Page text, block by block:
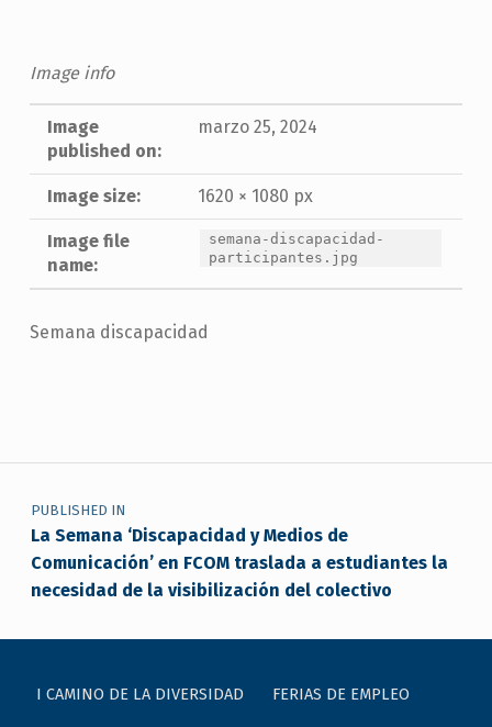
Image info
Image
published on:
marzo 25, 2024
Image size: 1620 × 1080 px
Image file
name:
semana-discapacidad-
participantes.jpg
Semana discapacidad
Navegación de entradas
PUBLISHED IN
La Semana ‘Discapacidad y Medios de
Comunicación’ en FCOM traslada a estudiantes la
necesidad de la visibilización del colectivo
I CAMINO DE LA DIVERSIDAD FERIAS DE EMPLEO